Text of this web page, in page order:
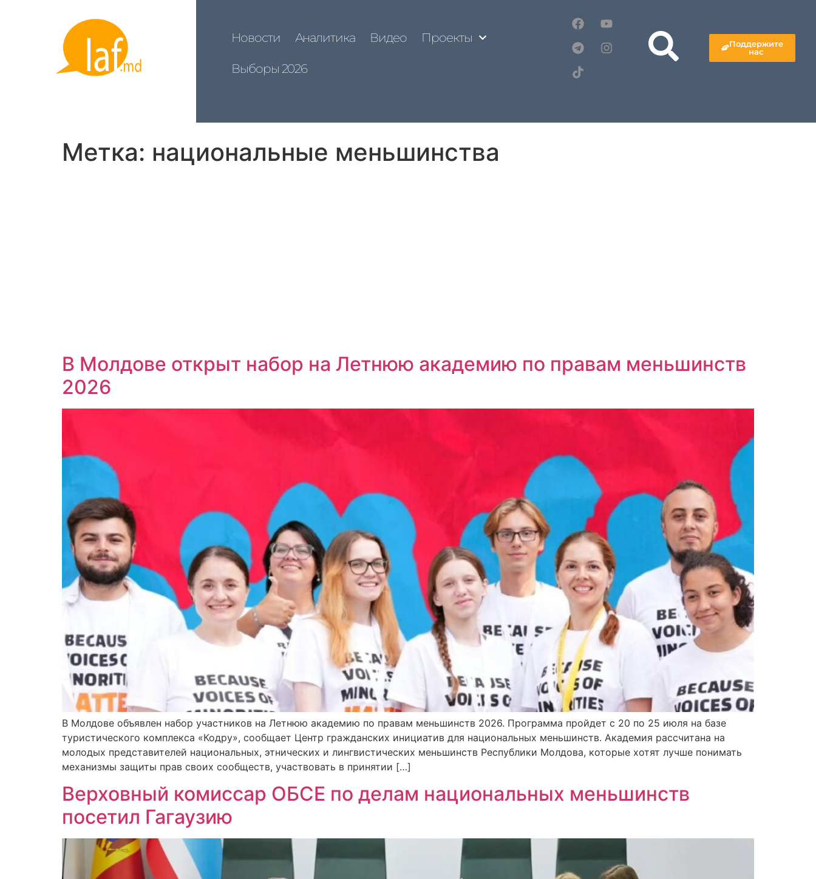
Новости Аналитика Видео Проекты
Выборы 2026
Поддержите
нас
Метка: национальные меньшинства
В Молдове открыт набор на Летнюю академию по правам меньшинств
2026
В Молдове объявлен набор участников на Летнюю академию по правам меньшинств 2026. Программа пройдет с 20 по 25 июля на базе
туристического комплекса «Кодру», сообщает Центр гражданских инициатив для национальных меньшинств. Академия рассчитана на
молодых представителей национальных, этнических и лингвистических меньшинств Республики Молдова, которые хотят лучше понимать
механизмы защиты прав своих сообществ, участвовать в принятии […]
Верховный комиссар ОБСЕ по делам национальных меньшинств
посетил Гагаузию